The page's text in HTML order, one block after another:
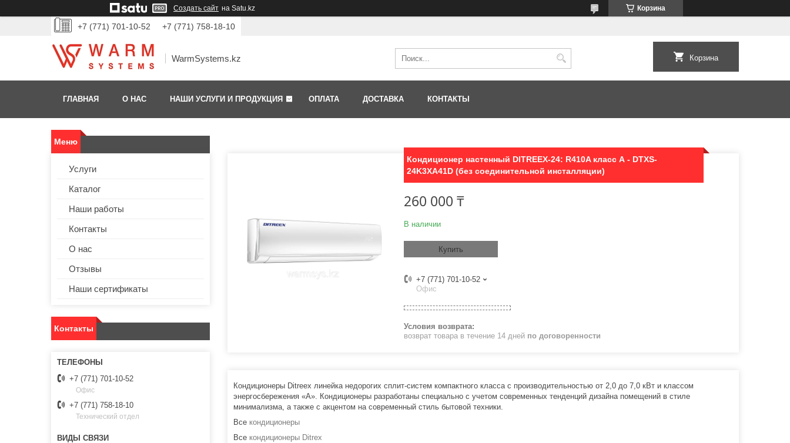
Создать сайт на Satu.kz Корзина
+7 (771) 701-10-52 +7 (771) 758-18-10
WarmSystems.kz Корзина
ГЛАВНАЯ О НАС НАШИ УСЛУГИ И ПРОДУКЦИЯ ОПЛАТА ДОСТАВКА КОНТАКТЫ
Кондиционер настенный DITREEX-24: R410A класс А - DTXS-
24K3XA41D (без соединительной инсталляции)
260 000 ₸
В наличии
Купить
+7 (771) 701-10-52
Офис
возврат товара в течение 14 дней по договоренности
Кондиционеры Ditreex линейка недорогих сплит-систем компактного класса с производительностью от 2,0 до 7,0 кВт и классом
энергосбережения «А». Кондиционеры разработаны специально с учетом современных тенденций дизайна помещений в стиле
минимализма, а также c акцентом на современный стиль бытовой техники.
Все кондиционеры
Все кондиционеры Ditrex
Услуги
Каталог
Наши работы
Контакты
О нас
Отзывы
Наши сертификаты
Контакты
+7 (771) 701-10-52
Офис
+7 (771) 758-18-10
Технический отдел